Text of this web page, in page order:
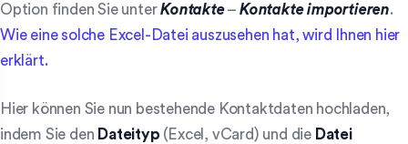
Option finden Sie unterKontakte–Kontakte importieren.
Wie eine solche Excel-Datei auszusehen hat, wird Ihnen hier
erklärt.
Hier können Sie nun bestehende Kontaktdaten hochladen,
indem Sie den Dateityp (Excel, vCard) und die Datei